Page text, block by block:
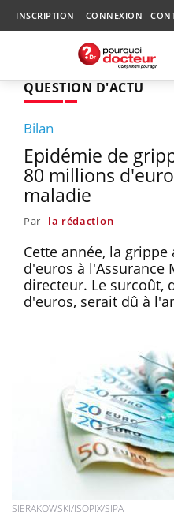
INSCRIPTION CONNEXION
QUESTION D'ACTU
Bilan
Epidémie de
80 millions
maladie
Par la rédaction
Cette année, la
d'euros à l'Assurance
directeur. Le surcoût,
d'euros, serait dû à
SIERAKOWSKI/ISOPIX/SIPA